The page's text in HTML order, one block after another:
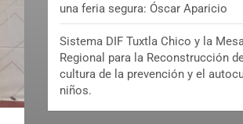
una feria segura: Óscar Aparicio
Sistema DIF Tuxtla Chico y la
Regional para la Reconstrucción
cultura de la prevención y el
niños.